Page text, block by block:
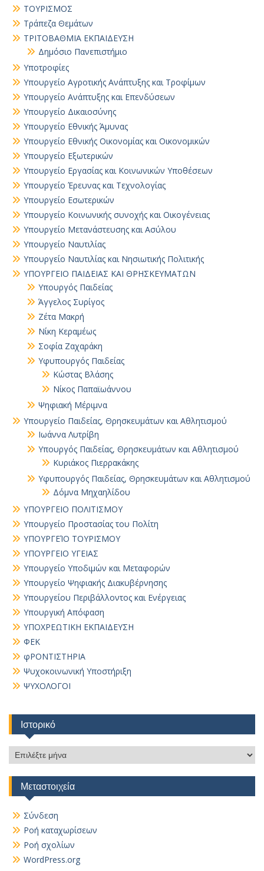
ΤΟΥΡΙΣΜΟΣ
Τράπεζα Θεμάτων
ΤΡΙΤΟΒΑΘΜΙΑ ΕΚΠΑΙΔΕΥΣΗ
Δημόσιο Πανεπιστήμιο
Υποτροφίες
Υπουργείο Αγροτικής Ανάπτυξης και Τροφίμων
Υπουργείο Ανάπτυξης και Επενδύσεων
Υπουργείο Δικαιοσύνης
Υπουργείο Εθνικής Άμυνας
Υπουργείο Εθνικής Οικονομίας και Οικονομικών
Υπουργείο Εξωτερικών
Υπουργείο Εργασίας και Κοινωνικών Υποθέσεων
Υπουργείο Έρευνας και Τεχνολογίας
Υπουργείο Εσωτερικών
Υπουργείο Κοινωνικής συνοχής και Οικογένειας
Υπουργείο Μετανάστευσης και Ασύλου
Υπουργείο Ναυτιλίας
Υπουργείο Ναυτιλίας και Νησιωτικής Πολιτικής
ΥΠΟΥΡΓΕΙΟ ΠΑΙΔΕΙΑΣ ΚΑΙ ΘΡΗΣΚΕΥΜΑΤΩΝ
Yπουργός Παιδείας
Άγγελος Συρίγος
Ζέτα Μακρή
Νίκη Κεραμέως
Σοφία Ζαχαράκη
Υφυπουργός Παιδείας
Κώστας Βλάσης
Νίκος Παπαϊωάννου
Ψηφιακή Μέριμνα
Υπουργείο Παιδείας, Θρησκευμάτων και Αθλητισμού
Ιωάννα Λυτρίβη
Υπουργός Παιδείας, Θρησκευμάτων και Αθλητισμού
Κυριάκος Πιερρακάκης
Υφυπουργός Παιδείας, Θρησκευμάτων και Αθλητισμού
Δόμνα Μηχαηλίδου
ΥΠΟΥΡΓΕΙΟ ΠΟΛΙΤΙΣΜΟΥ
Υπουργείο Προστασίας του Πολίτη
ΥΠΟΥΡΓΕΊΟ ΤΟΥΡΙΣΜΟΥ
ΥΠΟΥΡΓΕΙΟ ΥΓΕΙΑΣ
Υπουργείο Υποδιμών και Μεταφορών
Υπουργείο Ψηφιακής Διακυβέρνησης
Υπουργείου Περιβάλλοντος και Ενέργειας
Υπουργική Απόφαση
ΥΠΟΧΡΕΩΤΙΚΗ ΕΚΠΑΙΔΕΥΣΗ
ΦΕΚ
φΡΟΝΤΙΣΤΗΡΙΑ
Ψυχοκοινωνική Υποστήριξη
ΨΥΧΟΛΟΓΟΙ
Ιστορικό
Ιστορικό
Μεταστοιχεία
Σύνδεση
Ροή καταχωρίσεων
Ροή σχολίων
WordPress.org